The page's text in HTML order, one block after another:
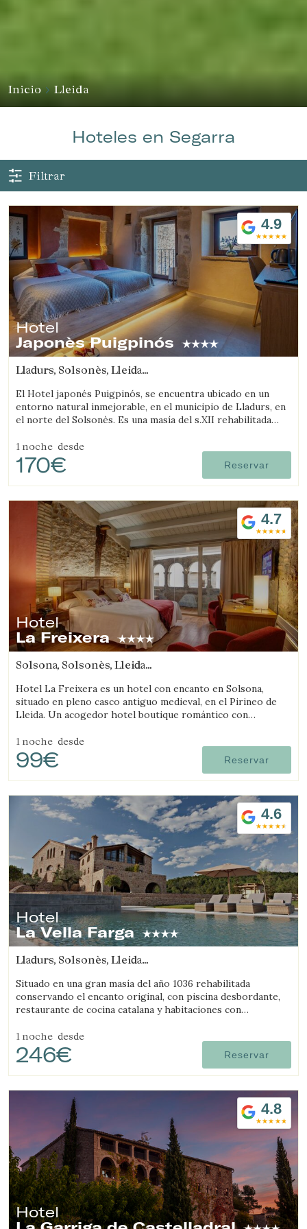
Gestionar mi reserva
Inicio Lleida
Hoteles en Segarra
Filtrar
4.9
Hotel
Japonès Puigpinós
Lladurs, Solsonès, Lleida
El Hotel japonés Puigpinós, se encuentra ubicado en un
entorno natural inmejorable, en el municipio de Lladurs, en
el norte del Solsonès. Es una masía del s.XII rehabilitada
diseño y ambientación minimalista y elegante de estilo
japonés.
1 noche desde
170€ Reservar
4.7
Hotel
La Freixera
Solsona, Solsonès, Lleida
Hotel La Freixera es un hotel con encanto en Solsona,
situado en pleno casco antiguo medieval, en el Pirineo de
Lleida. Un acogedor hotel boutique romántico con
madera y la historia crean una atmósfera única.
1 noche desde
99€ Reservar
4.6
Hotel
La Vella Farga
Lladurs, Solsonès, Lleida
Situado en una gran masía del año 1036 rehabilitada
conservando el encanto original, con piscina desbordante,
restaurante de cocina catalana y habitaciones con
lujo.
1 noche desde
246€ Reservar
4.8
Hotel